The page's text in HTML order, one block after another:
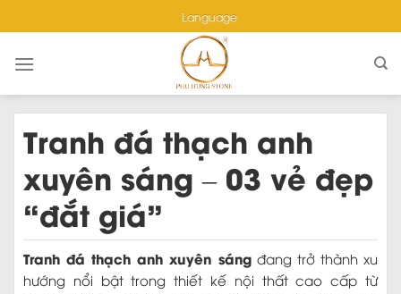
to
content
Tranh đá thạch anh
xuyên sáng – 03 vẻ đẹp
“đắt giá”
Tranh đá thạch anh xuyên sángđang trở thành xu
hướng nổi bật trong thiết kế nội thất cao cấp từ
Language